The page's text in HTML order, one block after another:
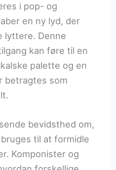
i pop- og
en ny lyd, der
lyttere. Denne
kan føre til en
palette og en
betragtes som
bevidsthed om,
til at formidle
Komponister og